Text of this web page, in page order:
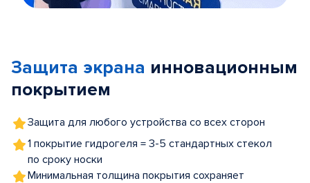
5
Защита экрана инновационным
покрытием
Защита для любого устройства со всех сторон
1 покрытие гидрогеля = 3-5 стандартных стекол
по сроку носки
Минимальная толщина покрытия сохраняет